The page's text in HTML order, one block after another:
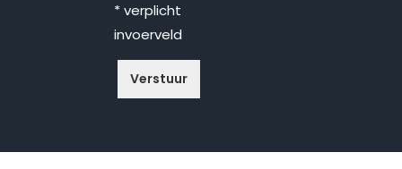
* verplicht
invoerveld